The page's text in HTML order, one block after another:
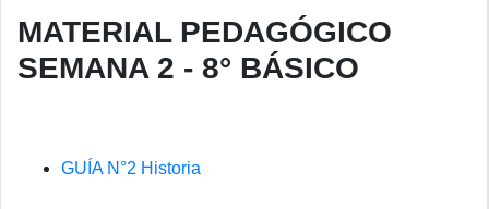
MATERIAL PEDAGÓGICO
SEMANA 2 - 8° BÁSICO
GUÍA N°2 Historia